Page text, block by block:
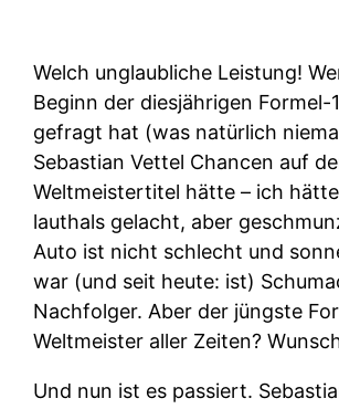
Welch unglaubliche Leistung!
Beginn der diesjährigen Formel-
gefragt hat (was natürlich
Sebastian Vettel Chancen auf
Weltmeistertitel hätte – ich
lauthals gelacht, aber
Auto ist nicht schlecht und
war (und seit heute: ist)
Nachfolger. Aber der jüngste
Weltmeister aller Zeiten?
Und nun ist es passiert.